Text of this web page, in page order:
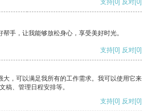
支持[0] 反对[0]
手，让我能够放松身心，享受美好时光。
支持[0] 反对[0]
大，可以满足我所有的工作需求。我可以使用它来
稿、管理日程安排等。
支持[0] 反对[0]